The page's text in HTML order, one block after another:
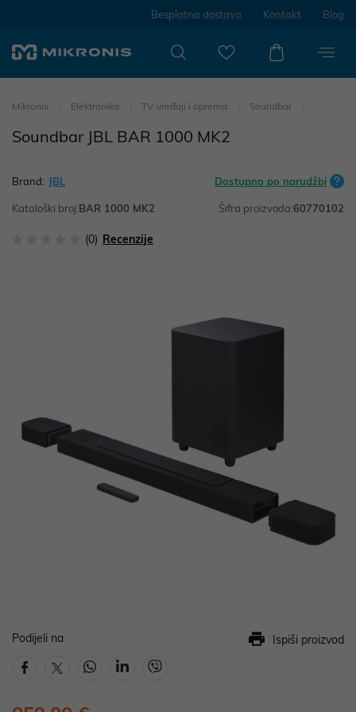
Besplatna dostava Kontakt Blog
Mikronis Elektronika TV uređaji i oprema Soundbar
Soundbar JBL BAR 1000 MK2
Brand: JBL Dostupno po narudžbi
Kataloški broj:BAR 1000 MK2 Šifra proizvoda:60770102
(0) Recenzije
Podijeli na Ispiši proizvod